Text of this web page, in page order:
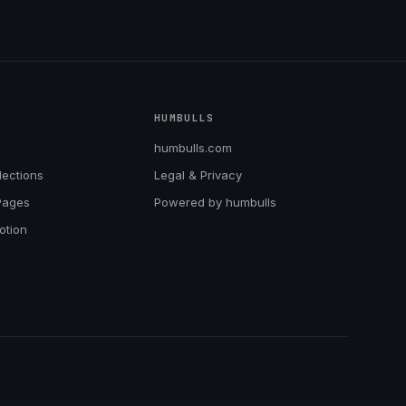
HUMBULLS
humbulls.com
Legal & Privacy
Powered by humbulls